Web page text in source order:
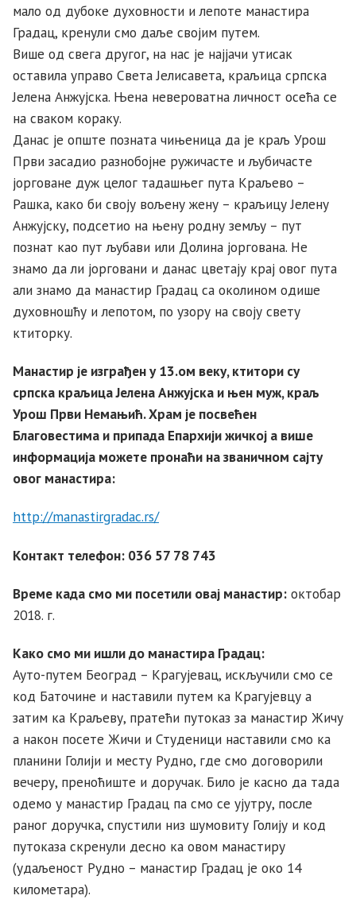
мало од дубоке духовности и лепоте манастира
Градац, кренули смо даље својим путем.
Више од свега другог, на нас је најјачи утисак
оставила управо Света Јелисавета, краљица српска
Јелена Анжујска. Њена невероватна личност осећа се
на сваком кораку.
Данас је опште позната чињеница да је краљ Урош
Први засадио разнобојне ружичасте и љубичасте
јорговане дуж целог тадашњег пута Краљево –
Рашка, како би своју вољену жену – краљицу Јелену
Анжујску, подсетио на њену родну земљу – пут
познат као пут љубави или Долина јоргована. Не
знамо да ли јорговани и данас цветају крај овог пута
али знамо да манастир Градац са околином одише
духовношћу и лепотом, по узору на своју свету
ктиторку.
Манастир је изграђен у 13.ом веку, ктитори су
српска краљица Јелена Анжујска и њен муж, краљ
Урош Први Немањић. Храм је посвећен
Благовестима и припада Епархији жичкој а више
информација можете пронаћи на званичном сајту
овог манастира:
http://manastirgradac.rs/
Контакт телефон: 036 57 78 743
Време када смо ми посетили овај манастир: октобар
2018. г.
Како смо ми ишли до манастира Градац:
Ауто-путем Београд – Крагујевац, искључили смо се
код Баточине и наставили путем ка Крагујевцу а
затим ка Краљеву, пратећи путоказ за манастир Жичу
а након посете Жичи и Студеници наставили смо ка
планини Голији и месту Рудно, где смо договорили
вечеру, преноћиште и доручак. Било је касно да тада
одемо у манастир Градац па смо се ујутру, после
раног доручка, спустили низ шумовиту Голију и код
путоказа скренули десно ка овом манастиру
(удаљеност Рудно – манастир Градац је око 14
километара).